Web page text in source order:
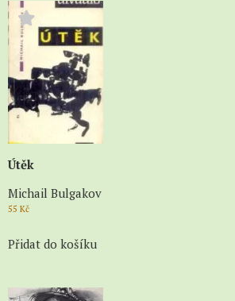
Útěk
Michail Bulgakov
55 Kč
Přidat do košíku